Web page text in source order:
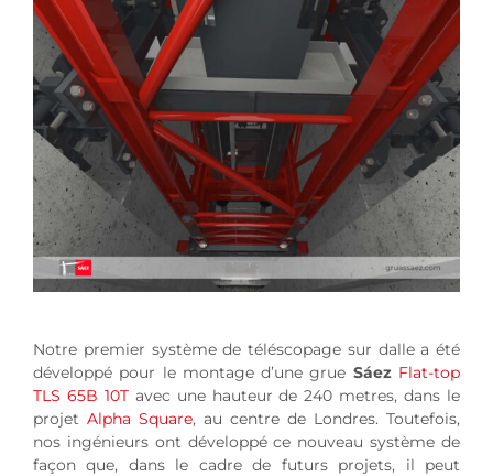
Notre premier système de téléscopage sur dalle a été
développé pour le montage d’une grue Sáez Flat-top
TLS 65B 10Tavec une hauteur de 240 metres, dans le
projet Alpha Square, au centre de Londres. Toutefois,
nos ingénieurs ont développé ce nouveau système de
façon que, dans le cadre de futurs projets, il peut